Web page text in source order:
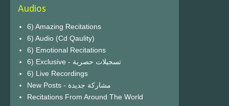
Audios
6) Amazing Recitations
6) Audio (Cd Qaulity)
6) Emotional Recitations
6) Exclusive - تسجيلات حصرية
6) Live Recordings
New Posts - مشاركة جديدة
Recitations From Around The World